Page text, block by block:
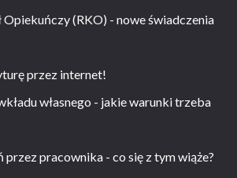
Opiekuńczy (RKO) - nowe świadczenia
przez internet!
własnego - jakie warunki trzeba
pracownika - co się z tym wiąże?